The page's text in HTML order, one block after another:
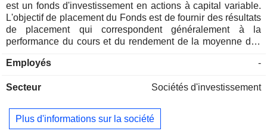
est un fonds d'investissement en actions à capital variable.
L'objectif de placement du Fonds est de fournir des résultats
de placement qui correspondent généralement à la
performance du cours et du rendement de la moyenne des
le NIHON KEIZAI SHIMBUN, INC. Le fonds investit dans les
est prévu qu'elles deviennent de telles actions, dans le but
composition est similaire à celle du NIKKEI 225. Le
gestionnaire d'actifs du Fonds est Nomura Asset
Employés -
Secteur Sociétés d'investissement
Plus d'informations sur la société